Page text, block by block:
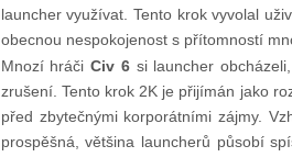
launcher využívat. Tento krok vyvolal
obecnou nespokojenost s přítomností
Mnozí hráčiCiv 6si launcher
zrušení. Tento krok 2K je přijímán jako
před zbytečnými korporátními zájmy.
prospěšná, většina launcherů působí